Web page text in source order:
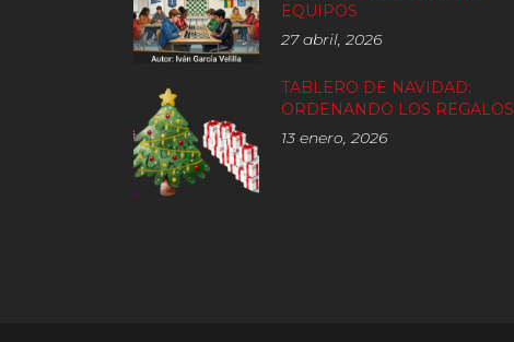
EQUIPOS
27 abril, 2026
TABLERO DE NAVIDAD:
ORDENANDO LOS REGALOS
13 enero, 2026